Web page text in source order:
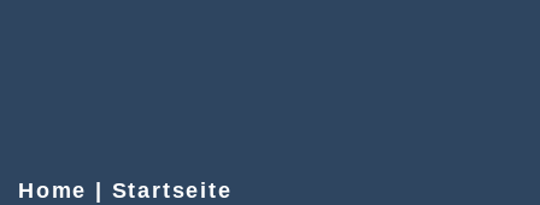
Home | Startseite